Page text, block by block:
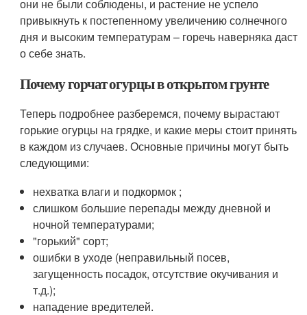
они не были соблюдены, и растение не успело
привыкнуть к постепенному увеличению солнечного
дня и высоким температурам – горечь наверняка даст
о себе знать.
Почему горчат огурцы в открытом грунте
Теперь подробнее разберемся, почему вырастают
горькие огурцы на грядке, и какие меры стоит принять
в каждом из случаев. Основные причины могут быть
следующими:
нехватка влаги и подкормок ;
слишком большие перепады между дневной и
ночной температурами;
"горький" сорт;
ошибки в уходе (неправильный посев,
загущенность посадок, отсутствие окучивания и
т.д.);
нападение вредителей.